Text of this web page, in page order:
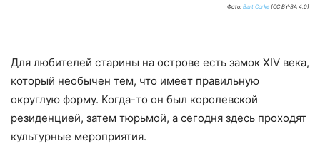
Фото: Bart Corke (CC BY-SA 4.0)
Для любителей старины на острове есть замок XIV века,
который необычен тем, что имеет правильную
округлую форму. Когда-то он был королевской
резиденцией, затем тюрьмой, а сегодня здесь проходят
культурные мероприятия.